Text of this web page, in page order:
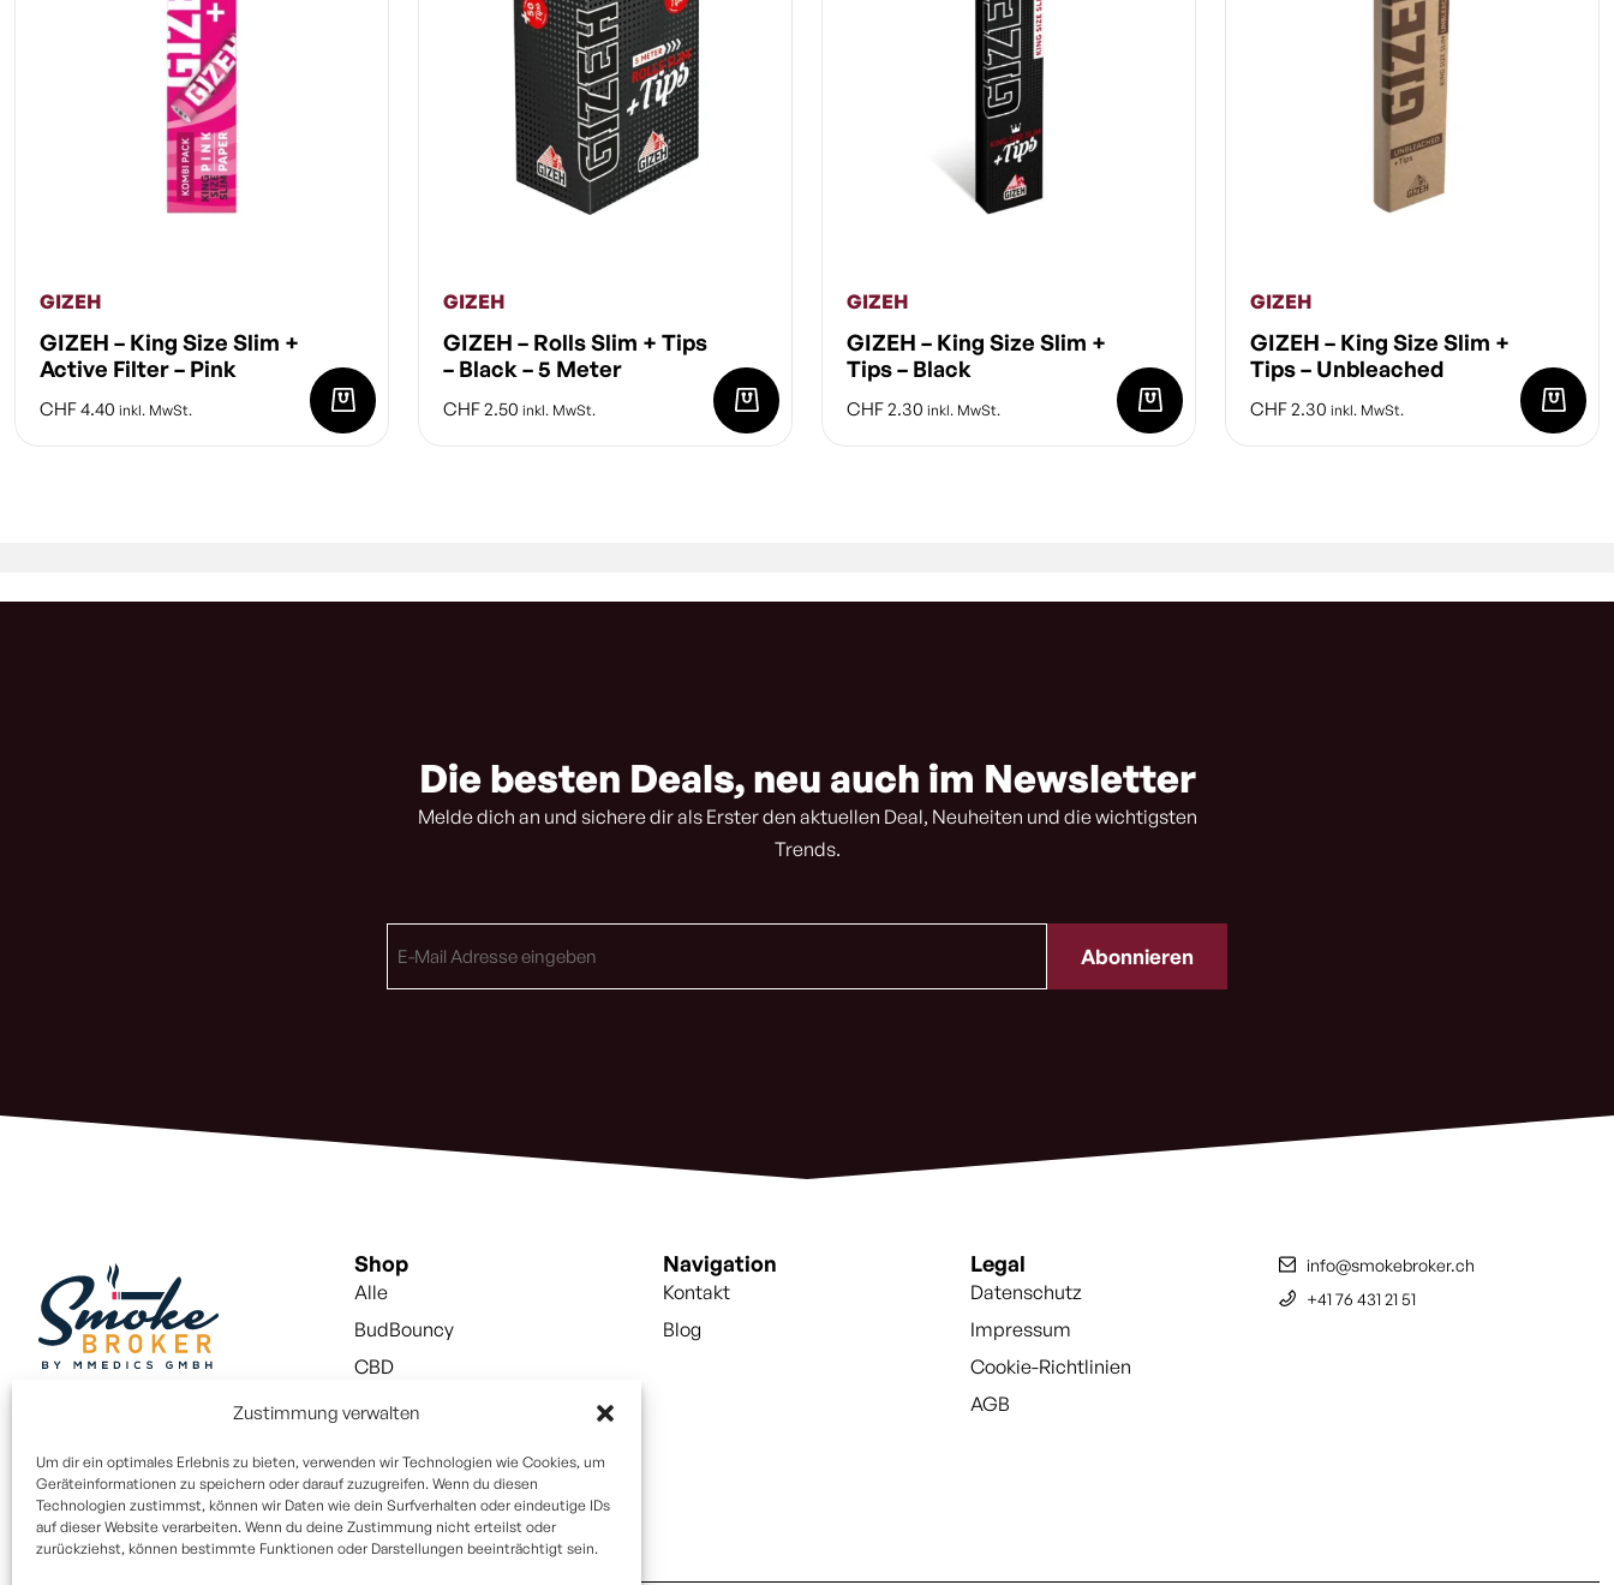
Zustimmung verwalten
Um dir ein optimales Erlebnis zu bieten, verwenden wir Technologien wie Cookies, um
Geräteinformationen zu speichern oder darauf zuzugreifen. Wenn du diesen
Technologien zustimmst, können wir Daten wie dein Surfverhalten oder eindeutige IDs
auf dieser Website verarbeiten. Wenn du deine Zustimmung nicht erteilst oder
zurückziehst, können bestimmte Funktionen oder Darstellungen beeinträchtigt sein.
GIZEH
GIZEH – King Size Slim +
Active Filter – Pink
CHF4.40 inkl. MwSt.
GIZEH
GIZEH – Rolls Slim + Tips
– Black – 5 Meter
CHF2.50 inkl. MwSt.
GIZEH
GIZEH – King Size Slim +
Tips – Black
CHF2.30 inkl. MwSt.
GIZEH
GIZEH – King Size Slim +
Tips – Unbleached
CHF2.30 inkl. MwSt.
Die besten Deals, neu auch im Newsletter
Melde dich an und sichere dir als Erster den aktuellen Deal, Neuheiten und die wichtigsten
Trends.
Mail
Shop
Alle
BudBouncy
CBD
Snus
Vapes Liquid
Aktivkohlefilter
Paper / Filter
Navigation
Kontakt
Blog
Legal
Datenschutz
Impressum
Cookie-Richtlinien
AGB
info@smokebroker.ch
+41 76 431 21 51